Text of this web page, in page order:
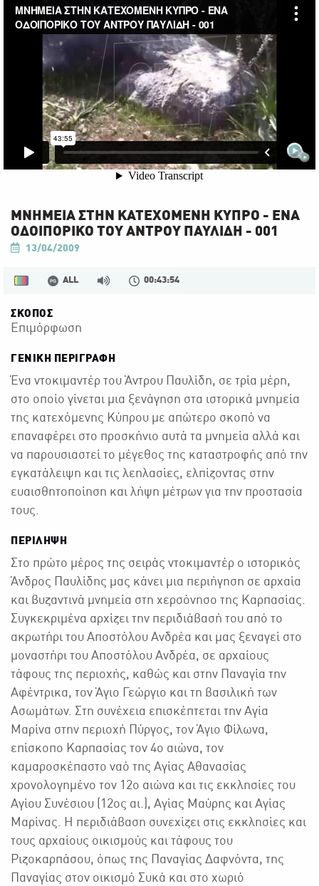
ΜΝΗΜΕΙΑ ΣΤΗΝ ΚΑΤΕΧΟΜΕΝΗ ΚΥΠΡΟ - ΕΝΑ
ΟΔΟΙΠΟΡΙΚΟ ΤΟΥ ΑΝΤΡΟΥ ΠΑΥΛΙΔΗ - 001
13/04/2009
ALL 00:43:54
ΣΚΟΠΟΣ
Επιμόρφωση
ΓΕΝΙΚΉ ΠΕΡΙΓΡΑΦΉ
Ένα ντοκιμαντέρ του Άντρου Παυλίδη, σε τρία μέρη,
στο οποίο γίνεται μια ξενάγηση στα ιστορικά μνημεία
της κατεχόμενης Κύπρου με απώτερο σκοπό να
επαναφέρει στο προσκήνιο αυτά τα μνημεία αλλά και
να παρουσιαστεί το μέγεθος της καταστροφής από την
εγκατάλειψη και τις λεηλασίες, ελπίζοντας στην
ευαισθητοποίηση και λήψη μέτρων για την προστασία
τους.
ΠΕΡΙΛΗΨΗ
Στο πρώτο μέρος της σειράς ντοκιμαντέρ ο ιστορικός
Άνδρος Παυλίδης μας κάνει μια περιήγηση σε αρχαία
και βυζαντινά μνημεία στη χερσόνησο της Καρπασίας.
Συγκεκριμένα αρχίζει την περιδιάβασή του από το
ακρωτήρι του Αποστόλου Ανδρέα και μας ξεναγεί στο
μοναστήρι του Αποστόλου Ανδρέα, σε αρχαίους
τάφους της περιοχής, καθώς και στην Παναγία την
Αφέντρικα, τον Άγιο Γεώργιο και τη βασιλική των
Ασωμάτων. Στη συνέχεια επισκέπτεται την Αγία
Μαρίνα στην περιοχή Πύργος, τον Άγιο Φίλωνα,
επίσκοπο Καρπασίας τον 4ο αιώνα, τον
καμαροσκέπαστο ναό της Αγίας Αθανασίας
χρονολογημένο τον 12ο αιώνα και τις εκκλησίες του
Αγίου Συνέσιου (12ος αι.), Αγίας Μαύρης και Αγίας
Μαρίνας. Η περιδιάβαση συνεχίζει στις εκκλησίες και
τους αρχαίους οικισμούς και τάφους του
Ριζοκαρπάσου, όπως της Παναγίας Δαφνόντα, της
Παναγίας στον οικισμό Συκά και στο χωριό